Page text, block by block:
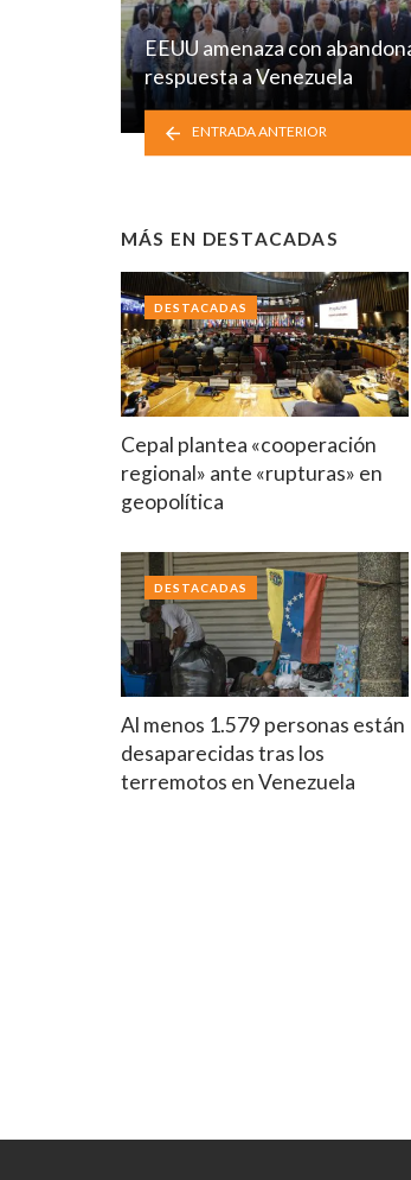
EEUU amenaza con
respuesta a Venezuela
ENTRADA ANTERIOR
MÁS EN DESTACADAS
Cepal plantea «cooperación
regional» ante «rupturas» en
geopolítica
DESTACADAS
Al menos 1.579 personas están
desaparecidas tras los
terremotos en Venezuela
DESTACADAS